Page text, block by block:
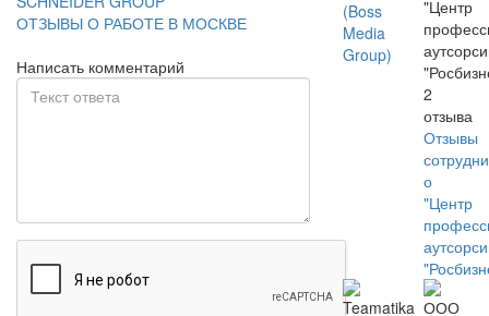
ОТЗЫВЫ О РАБОТЕ В МОСКВЕ
Написать комментарий
(Boss
Media
Group)
"Центр
2
отзыва
Отзывы
о
"Центр